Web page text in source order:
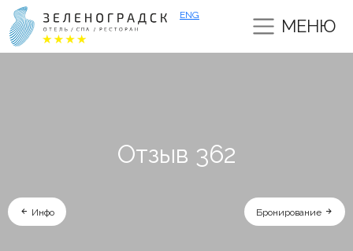
ENG
МЕНЮ
Отзыв 362
Инфо Бронирование